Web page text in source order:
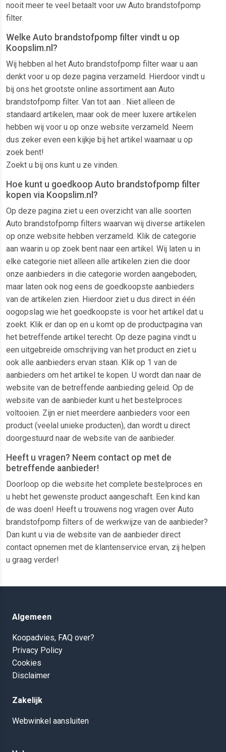
nooit meer te veel betaalt voor uw Auto brandstofpomp
filter.
Welke Auto brandstofpomp filter vindt u op
Koopslim.nl?
Wij hebben al het Auto brandstofpomp filter waar u aan
denkt voor u op deze pagina verzameld. Hierdoor vindt u
bij ons het grootste online assortiment aan Auto
brandstofpomp filter. Van tot aan . Niet alleen de
standaard artikelen, maar ook de meer luxere artikelen
hebben wij voor u op onze website verzameld. Neem
dus zeker even een kijkje bij het artikel waarnaar u op
zoek bent!
Zoekt u bij ons kunt u ze vinden.
Hoe kunt u goedkoop Auto brandstofpomp filter
kopen via Koopslim.nl?
Op deze pagina ziet u een overzicht van alle soorten
Auto brandstofpomp filters waarvan wij diverse artikelen
op onze website hebben verzameld. Klik de categorie
aan waarin u op zoek bent naar een artikel. Wij laten u in
elke categorie niet alleen alle artikelen zien die door
onze aanbieders in die categorie worden aangeboden,
maar laten ook nog eens de goedkoopste aanbieders
van de artikelen zien. Hierdoor ziet u dus direct in één
oogopslag wie het goedkoopste is voor het artikel dat u
zoekt. Klik er dan op en u komt op de productpagina van
het betreffende artikel terecht. Op deze pagina vindt u
een uitgebreide omschrijving van het product en ziet u
ook alle aanbieders ervan staan. Klik op 1 van de
aanbieders om het artikel te kopen. U wordt dan naar de
website van de betreffende aanbieding geleid. Op de
website van de aanbieder kunt u het bestelproces
voltooien. Zijn er niet meerdere aanbieders voor een
product (veelal unieke producten), dan wordt u direct
doorgestuurd naar de website van de aanbieder.
Heeft u vragen? Neem contact op met de
betreffende aanbieder!
Doorloop op die website het complete bestelproces en
u hebt het gewenste product aangeschaft. Een kind kan
de was doen! Heeft u trouwens nog vragen over Auto
brandstofpomp filters of de werkwijze van de aanbieder?
Dan kunt u via de website van de aanbieder direct
contact opnemen met de klantenservice ervan, zij helpen
u graag verder!
Algemeen
Koopadvies, FAQ over?
Privacy Policy
Cookies
Disclaimer
Zakelijk
Webwinkel aansluiten